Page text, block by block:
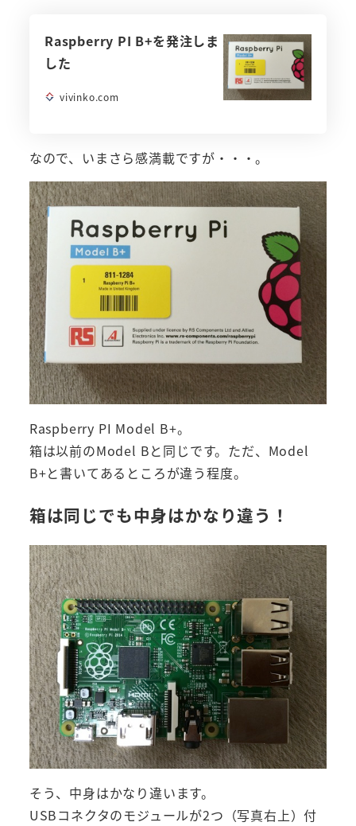
Raspberry PI B+を発注しま
した
vivinko.com
なので、いまさら感満載ですが・・・。
Raspberry PI Model B+。
箱は以前のModel Bと同じです。ただ、Model
B+と書いてあるところが違う程度。
箱は同じでも中身はかなり違う！
そう、中身はかなり違います。
USBコネクタのモジュールが2つ（写真右上）付